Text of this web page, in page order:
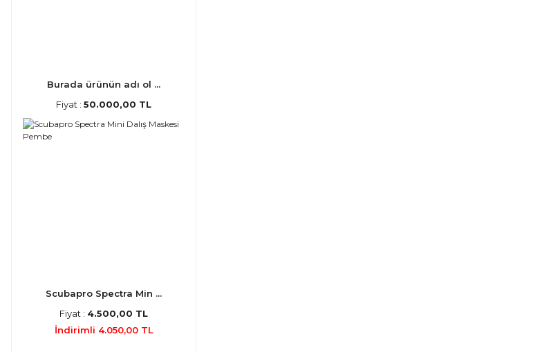
Burada ürünün adı ol ...
Fiyat : 50.000,00 TL
Scubapro Spectra Min ...
Fiyat : 4.500,00 TL
İndirimli 4.050,00 TL